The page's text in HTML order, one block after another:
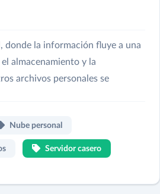
donde la información fluye a una
almacenamiento y la
archivos personales se
Nube personal
Servidor casero